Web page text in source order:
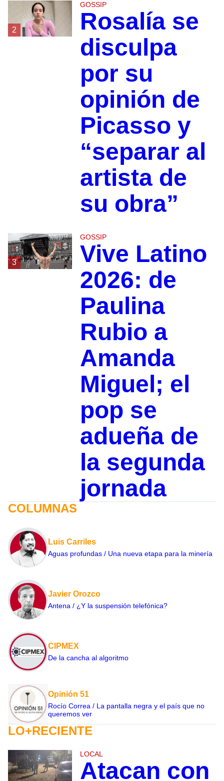
2
GOSSIP
Rosalía se
disculpa
por su
opinión de
Picasso y
“separar al
artista de
su obra”
3
GOSSIP
Vive Latino
2026: de
Paulina
Rubio a
Amanda
Miguel; el
pop se
adueña de
la segunda
jornada
COLUMNAS
Luis Carriles
Aguas profundas / Una nueva etapa para la minería
Javier Orozco
Antena / ¿Y la suspensión telefónica?
CIPMEX
De la cancha al algoritmo
Opinión 51
Rocío Correa / La pantalla negra y el país que no
queremos ver
LO+RECIENTE
LOCAL
Atacan con